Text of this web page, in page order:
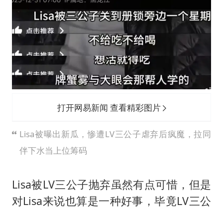
打开网易新闻 查看精彩图片
Lisa被曝出新瓜，惨遭LV三公子虐弃后疯魔，拉同
伴下水当上位筹码
Lisa被LV三公子抛弃虽然有点可惜，但是
对Lisa来说也算是一种好事，毕竟LV三公